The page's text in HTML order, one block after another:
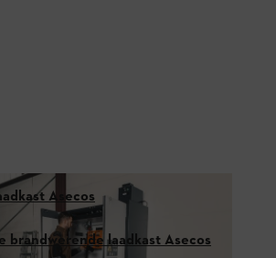
Asecos
brandwerende laadkast Asecos